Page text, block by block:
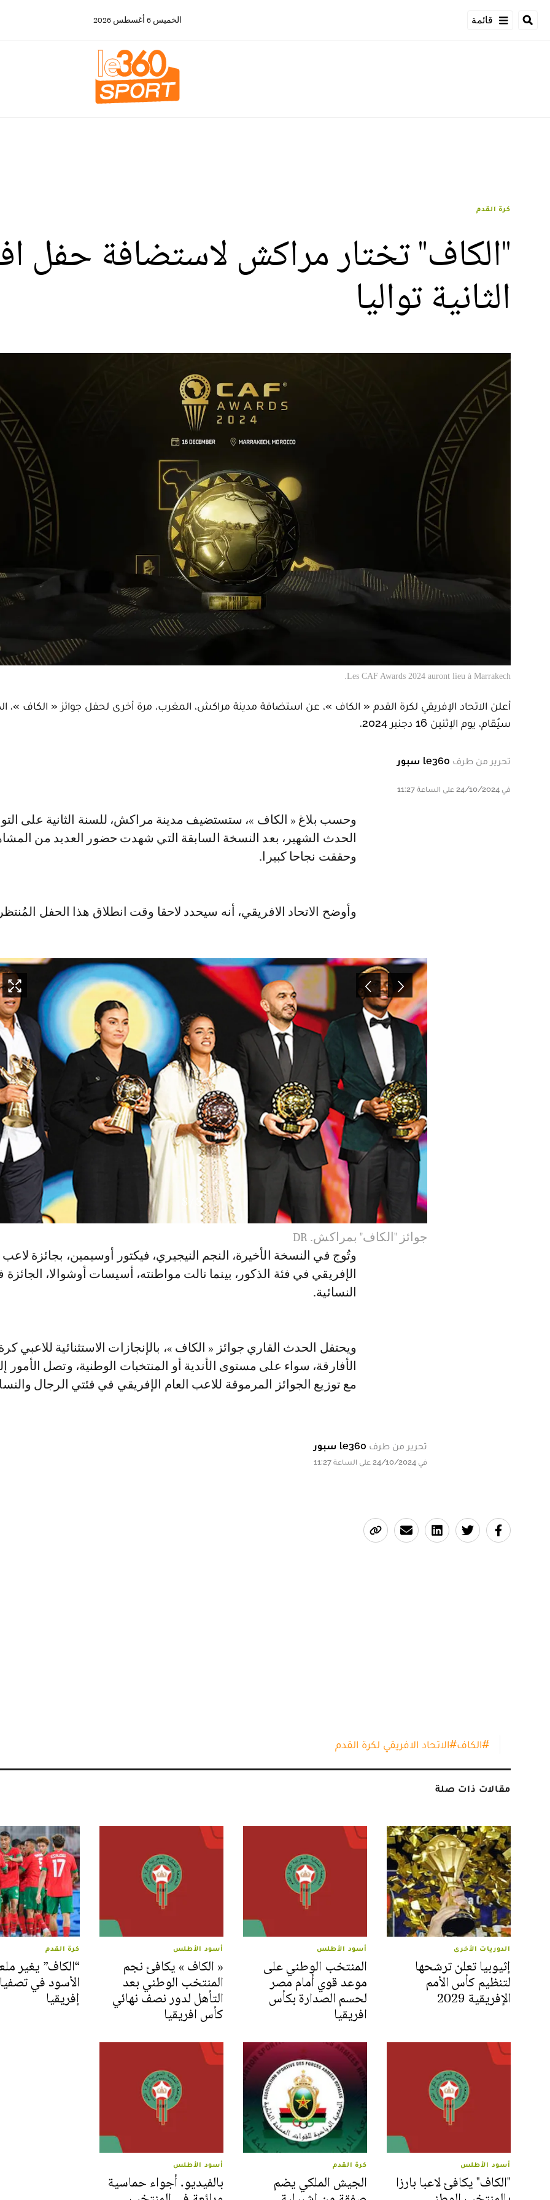
قائمة الخميس 6 أغسطس 2026
كرة القدم
"الكاف" تختار مراكش لاستضافة حفل
الثانية تواليا
Les CAF Awards 2024 auront lieu à Marrakech.
أعلن الاتحاد الإفريقي لكرة القدم « الكاف »، عن استضافة مدينة مراكش، المغرب، مرة أخرى لحفل جوائز « الكاف »،
سيُقام، يوم الإثنين 16 دجنبر 2024.
تحرير من طرف le360 سبور
في 24/10/2024 على الساعة 11:27
وحسب بلاغ « الكاف »، ستستضيف مدينة مراكش، للسنة الثانية على التوالي، هذا
الحدث الشهير، بعد النسخة السابقة التي شهدت حضور العديد من
وحققت نجاحا كبيرا.
وأوضح الاتحاد الافريقي، أنه سيحدد لاحقا وقت انطلاق هذا الحفل
3
8
جوائز "الكاف" بمراكش. DR
وتُوج في النسخة الأخيرة، النجم النيجيري، فيكتور أوسيمين، بجائزة لاعب
الإفريقي في فئة الذكور، بينما نالت مواطنته، أسيسات أوشوالا، الجائزة
النسائية.
ويحتفل الحدث القاري جوائز « الكاف »، بالإنجازات الاستثنائية للاعبي
الأفارقة، سواء على مستوى الأندية أو المنتخبات الوطنية، وتصل الأمور
مع توزيع الجوائز المرموقة للاعب العام الإفريقي في فئتي الرجال
تحرير من طرف le360 سبور
في 24/10/2024 على الساعة 11:27
#الكاف#الاتحاد الافريقي لكرة القدم
مقالات ذات صلة
الدوريات الأخرى
إثيوبيا تعلن ترشحها
لتنظيم كأس الأمم
الإفريقية 2029
أسود الأطلس
المنتخب الوطني على
موعد قوي أمام مصر
لحسم الصدارة بكأس
افريقيا
أسود الأطلس
« الكاف » يكافئ نجم
المنتخب الوطني بعد
التأهل لدور نصف نهائي
كأس افريقيا
كرة القدم
“الكاف” يغير
الأسود في
إفريقيا
أسود الأطلس
"الكاف" يكافئ لاعبا بارزا
كرة القدم
الجيش الملكي يضم
أسود الأطلس
بالفيديو. أجواء حماسية